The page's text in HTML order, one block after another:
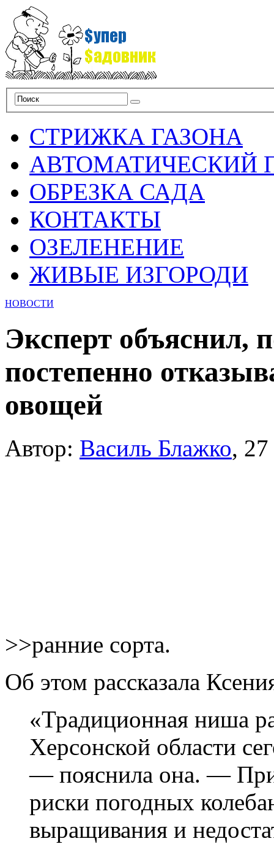
СТРИЖКА ГАЗОНА
АВТОМАТИЧЕСКИЙ
ОБРЕЗКА САДА
КОНТАКТЫ
ОЗЕЛЕНЕНИЕ
ЖИВЫЕ ИЗГОРОДИ
НОВОСТИ
Эксперт объяснил,
постепенно
овощей
Автор: Василь Блажко,
>>ранние сорта.
Об этом рассказала
«Традиционная ниша
Херсонской области
— пояснила она. —
риски погодных
выращивания и